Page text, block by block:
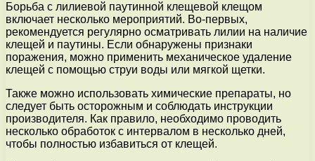
Борьба с лилиевой паутинной клещевой клещом
включает несколько мероприятий. Во-первых,
рекомендуется регулярно осматривать лилии на наличие
клещей и паутины. Если обнаружены признаки
поражения, можно применить механическое удаление
клещей с помощью струи воды или мягкой щетки.
Также можно использовать химические препараты, но
следует быть осторожным и соблюдать инструкции
производителя. Как правило, необходимо проводить
несколько обработок с интервалом в несколько дней,
чтобы полностью избавиться от клещей.